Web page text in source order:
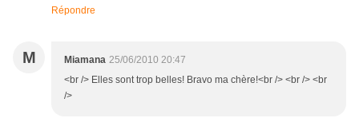
Répondre
M Miamana 25/06/2010 20:47
<br /> Elles sont trop belles! Bravo ma chère!<br /> <br /> <br
/>